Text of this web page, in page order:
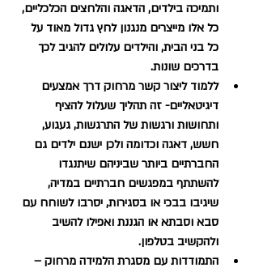
ותמיכה בילדים, הדאגה והלחצים הכלכליים,
כל אלו מייצרים מנגנון לחץ גדול מאוד על
כל בני הבית, והילדים עלולים להגיב לכך
בדרכים שונות.
ללמוד ליצור קשר מרחוק דרך אמצעים
דיגיטאליים- זה תהליך שעלול להציף
ותחושות ורגשות של התרגשות, געגוע,
חשש, דאגה וכדומה ולכן ישנם ילדים גם
החברתיים ביותר שביניהם שיתנגדו
להשתתף במפגשים חברתיים במדיה,
שיגיבו בבכי או בסגירות, יסרבו לשוחח עם
סבא וסבתא או הגננת ואפילו להשיב
ולהקשיב בטלפון.
התמודדות עם מסגרת הלמידה מרחוק –